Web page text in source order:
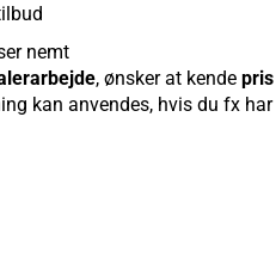
nemt
, ønsker at kende
kan anvendes, hvis du fx